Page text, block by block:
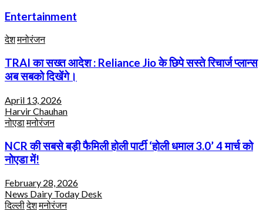
Entertainment
देशमनोरंजन
TRAI का सख्त आदेश : Reliance Jio के छिपे सस्ते रिचार्ज प्लान्स
अब सबको दिखेंगे।
April 13, 2026
Harvir Chauhan
नोएडामनोरंजन
NCR की सबसे बड़ी फैमिली होली पार्टी ‘होली धमाल 3.0’ 4 मार्च को
नोएडा में!
February 28, 2026
News Dairy Today Desk
दिल्लीदेशमनोरंजन